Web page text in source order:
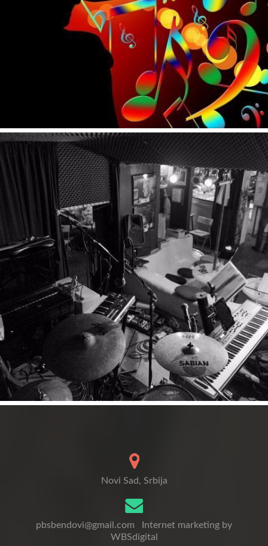
Novi Sad, Srbija
pbsbendovi@gmail.com
Internet marketing by
WBSdigital